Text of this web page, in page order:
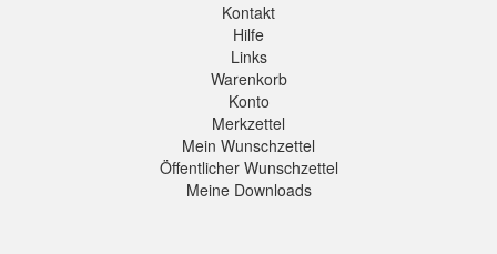
Kontakt
Hilfe
Links
Warenkorb
Konto
Merkzettel
Mein Wunschzettel
Öffentlicher Wunschzettel
Meine Downloads